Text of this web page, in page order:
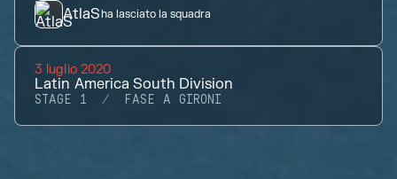
AtlaSha lasciato la squadra
3 luglio 2020
Latin America South Division
STAGE 1 FASE A GIRONI